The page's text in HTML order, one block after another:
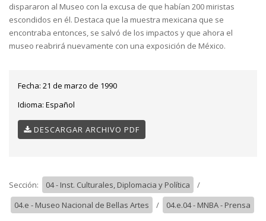
dispararon al Museo con la excusa de que habían 200 miristas
escondidos en él. Destaca que la muestra mexicana que se
encontraba entonces, se salvó de los impactos y que ahora el
museo reabrirá nuevamente con una exposición de México.
Fecha: 21 de marzo de 1990
Idioma: Español
DESCARGAR ARCHIVO PDF
Sección: 04 - Inst. Culturales, Diplomacia y Política
/
04.e - Museo Nacional de Bellas Artes
/ 04.e.04 - MNBA - Prensa